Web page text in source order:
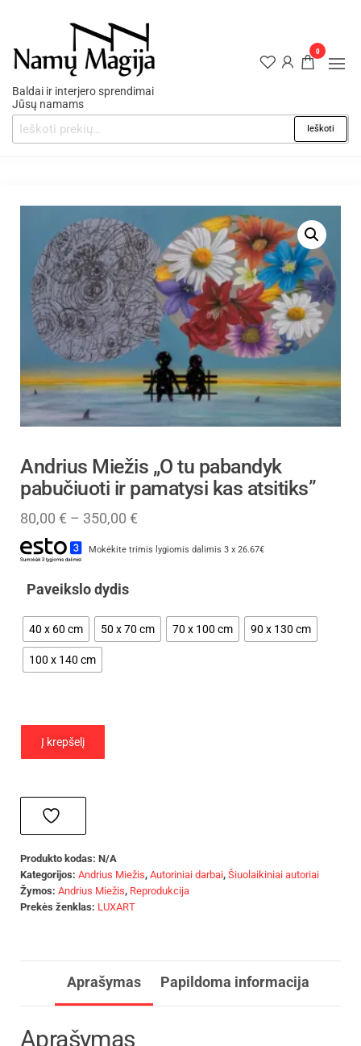
Baldai ir interjero sprendimai
Jūsų namams
Ieškoti
0
Andrius Miežis „O tu pabandyk
pabučiuoti ir pamatysi kas atsitiks”
80,00 € – 350,00 €
Mokėkite trimis lygiomis dalimis 3 x 26.67€
Paveikslo dydis
40 x 60 cm 50 x 70 cm 70 x 100 cm 90 x 130 cm
100 x 140 cm
Į krepšelį
Produkto kodas: N/A
Kategorijos: Andrius Miežis, Autoriniai darbai, Šiuolaikiniai autoriai
Žymos: Andrius Miežis, Reprodukcija
Prekės ženklas: LUXART
Aprašymas Papildoma informacija
Aprašymas